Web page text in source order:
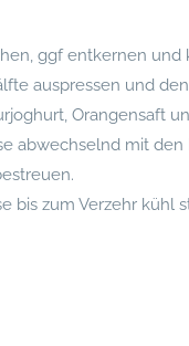
ggf entkernen und
auspressen und
Orangensaft
abwechselnd mit
bis zum Verzehr kühl